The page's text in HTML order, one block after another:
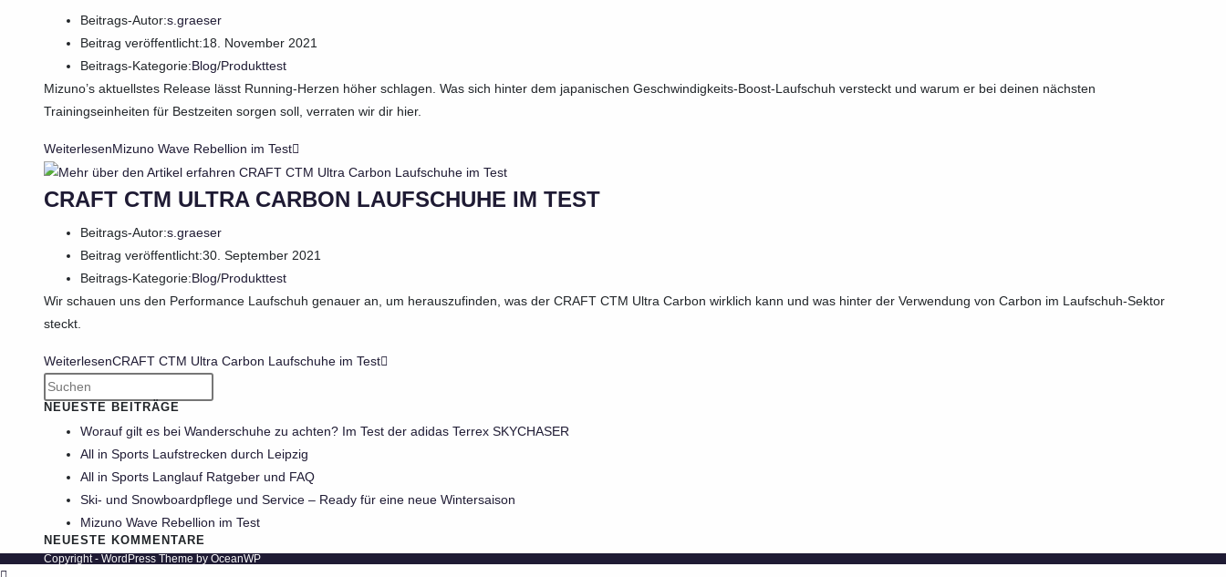
Beitrags-Autor:s.graeser
Beitrag veröffentlicht:18. November 2021
Beitrags-Kategorie:Blog/Produkttest
Mizuno’s aktuellstes Release lässt Running-Herzen höher schlagen. Was sich hinter dem japanischen Geschwindigkeits-Boost-Laufschuh versteckt und warum er bei deinen nächsten
Trainingseinheiten für Bestzeiten sorgen soll, verraten wir dir hier.
WeiterlesenMizuno Wave Rebellion im Test
CRAFT CTM ULTRA CARBON LAUFSCHUHE IM TEST
Beitrags-Autor:s.graeser
Beitrag veröffentlicht:30. September 2021
Beitrags-Kategorie:Blog/Produkttest
Wir schauen uns den Performance Laufschuh genauer an, um herauszufinden, was der CRAFT CTM Ultra Carbon wirklich kann und was hinter der Verwendung von Carbon im Laufschuh-Sektor
steckt.
WeiterlesenCRAFT CTM Ultra Carbon Laufschuhe im Test
NEUESTE BEITRÄGE
Worauf gilt es bei Wanderschuhe zu achten? Im Test der adidas Terrex SKYCHASER
All in Sports Laufstrecken durch Leipzig
All in Sports Langlauf Ratgeber und FAQ
Ski- und Snowboardpflege und Service – Ready für eine neue Wintersaison
Mizuno Wave Rebellion im Test
NEUESTE KOMMENTARE
Copyright - WordPress Theme by OceanWP